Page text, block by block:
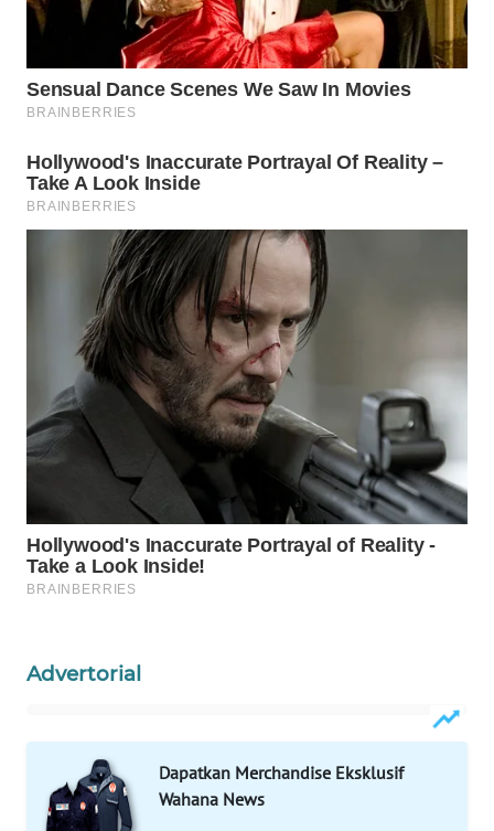
Advertorial
Dapatkan Merchandise Eksklusif
Wahana News
WAHANA
WAHANA
WISATA
LAPAK
KONSUMEN
LISTRIK
MASYARAKAT
KELISTRIKAN
WALINKI
ID
PLN
WATCH